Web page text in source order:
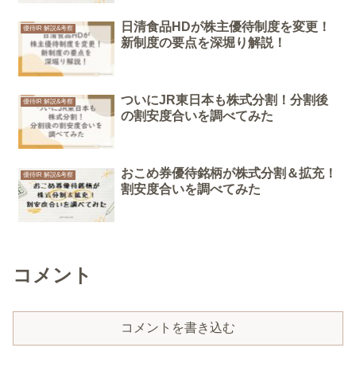
優待IR 解説&考察
日清食品HDが株主優待制度を変更！
新制度の要点を深堀り解説！
優待IR 解説&考察
ついにJR東日本も株式分割！分割後
の割安度合いを調べてみた
優待IR 解説&考察
おこめ券優待銘柄が株式分割＆拡充！
割安度合いを調べてみた
コメント
コメントを書き込む